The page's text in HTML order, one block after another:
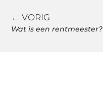
← VORIG
Wat is een rentmeester?